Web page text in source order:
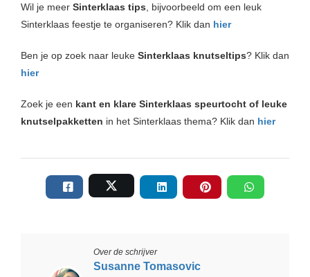
Wil je meer Sinterklaas tips , bijvoorbeeld om een leuk
Sinterklaas feestje te organiseren? Klik dan hier
Ben je op zoek naar leuke Sinterklaas knutseltips? Klik dan
hier
Zoek je een kant en klare Sinterklaas speurtocht of leuke
knutselpakketten in het Sinterklaas thema? Klik dan hier
Over de schrijver
Susanne Tomasovic